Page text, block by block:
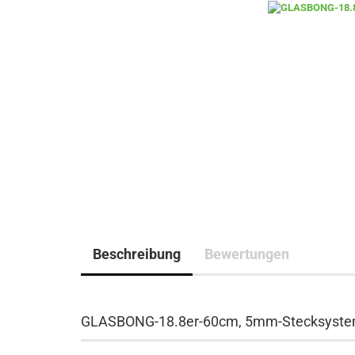
Beschreibung Bewertungen
GLASBONG-18.8er-60cm, 5mm-